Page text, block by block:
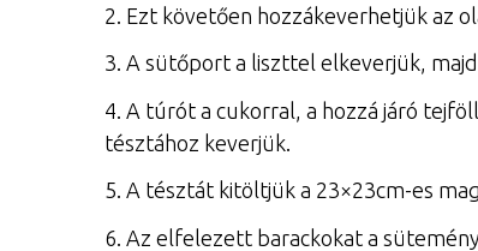
2. Ezt követően hozzákeverhetjük az
3. A sütőport a liszttel elkeverjük,
4. A túrót a cukorral, a hozzá járó
tésztához keverjük.
5. A tésztát kitöltjük a 23×23cm-es
6. Az elfelezett barackokat a